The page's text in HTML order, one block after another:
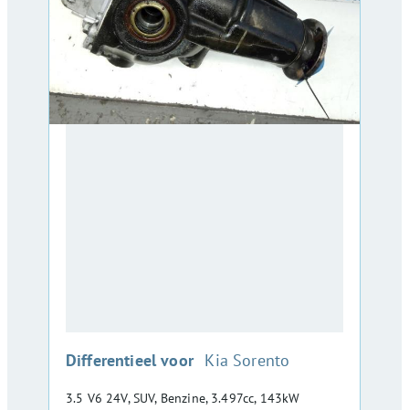
Differentieel voor :Kia Sorento
3.5 V6 24V, SUV, Benzine, 3.497cc, 143kW